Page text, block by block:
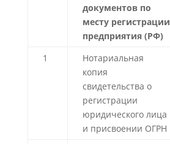
документов по
месту регистрации
предприятия (РФ)
1
Нотариальная
копия
свидетельства о
регистрации
юридического лица
и присвоении ОГРН